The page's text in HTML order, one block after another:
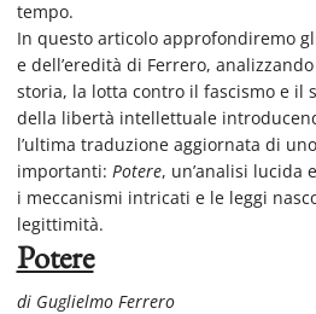
tempo.
In questo articolo approfondiremo
e dell’eredità di Ferrero,
storia, la lotta contro il fascismo e il
della libertà intellettuale
l’ultima traduzione aggiornata di
importanti: Potere, un’analisi lucida
i meccanismi intricati e le leggi
legittimità.
Potere
di Guglielmo Ferrero